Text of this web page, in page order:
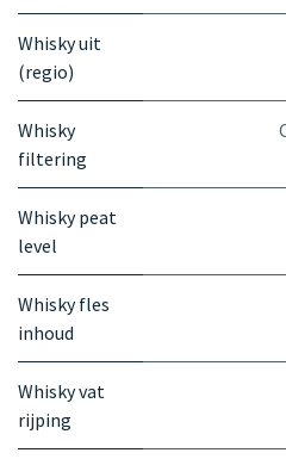
Whisky uit
(regio)
Whisky
filtering
Whisky peat
level
Whisky fles
inhoud
Whisky vat
rijping